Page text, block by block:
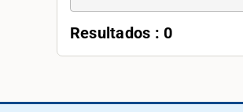
Resultados : 0